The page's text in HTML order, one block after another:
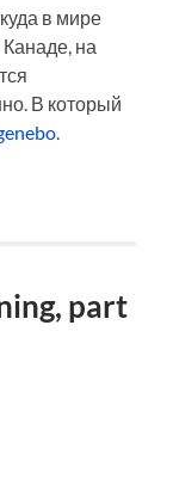
в мире
на
В который
.
part